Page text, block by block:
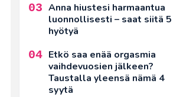
Anna hiustesi harmaantua
luonnollisesti – saat siitä 5
hyötyä
Etkö saa enää orgasmia
vaihdevuosien jälkeen?
Taustalla yleensä nämä 4
syytä